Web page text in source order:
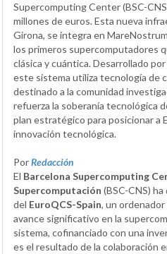
Supercomputing Center (BSC-
millones de euros. Esta nueva
Girona, se integra en
los primeros supercomputadores
clásica y cuántica. Desarrollado
este sistema utiliza tecnología de
destinado a la comunidad
refuerza la soberanía tecnológica
plan estratégico para posicionar a
innovación tecnológica.
PorRedacción
El Barcelona Supercomputing
Supercomputación (BSC-CNS)
del EuroQCS-Spain, un
avance significativo en la
sistema, cofinanciado con una
es el resultado de la colaboración